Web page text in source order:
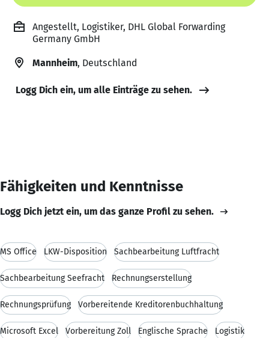
Angestellt, Logistiker, DHL Global Forwarding
Germany GmbH
Mannheim, Deutschland
Logg Dich ein, um alle Einträge zu sehen.
Fähigkeiten und Kenntnisse
Logg Dich jetzt ein, um das ganze Profil zu sehen.
MS Office LKW-Disposition Sachbearbeitung Luftfracht
Sachbearbeitung Seefracht Rechnungserstellung
Rechnungsprüfung Vorbereitende Kreditorenbuchhaltung
Microsoft Excel Vorbereitung Zoll Englische Sprache Logistik